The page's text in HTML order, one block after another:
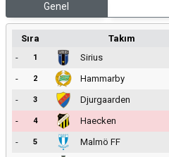
Genel
Sıra Takım
-
1 Sirius
-
2 Hammarby
-
3 Djurgaarden
-
4 Haecken
-
5 Malmö FF